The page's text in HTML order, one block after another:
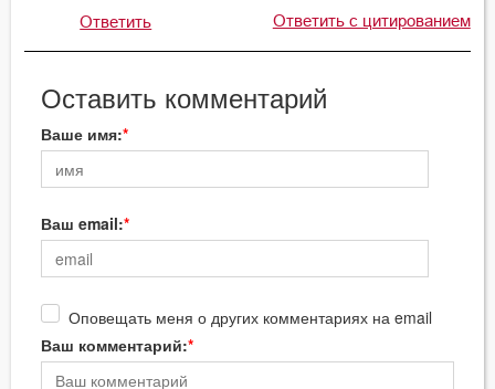
Ответить Ответить с цитированием
Оставить комментарий
Ваше имя:
Ваш email:
Оповещать меня о других комментариях на email
Ваш комментарий: